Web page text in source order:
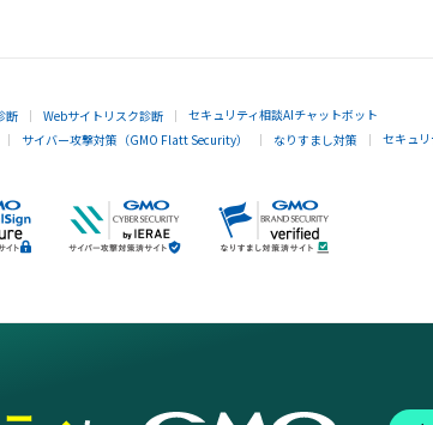
断 Webサイトリスク診断
セキュリティ相談AIチャットボット
サイバー攻撃対策（GMO Flatt Security） なりすまし対策 セキュ